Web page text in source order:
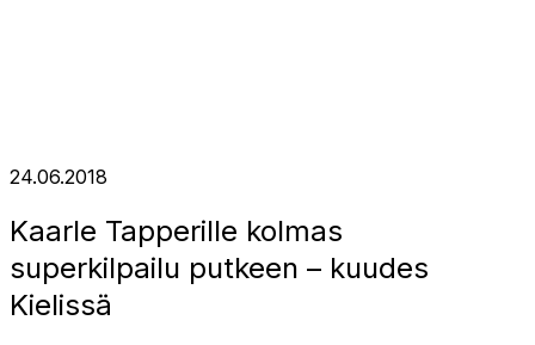
24.06.2018
Kaarle Tapperille kolmas
superkilpailu putkeen – kuudes
Kielissä